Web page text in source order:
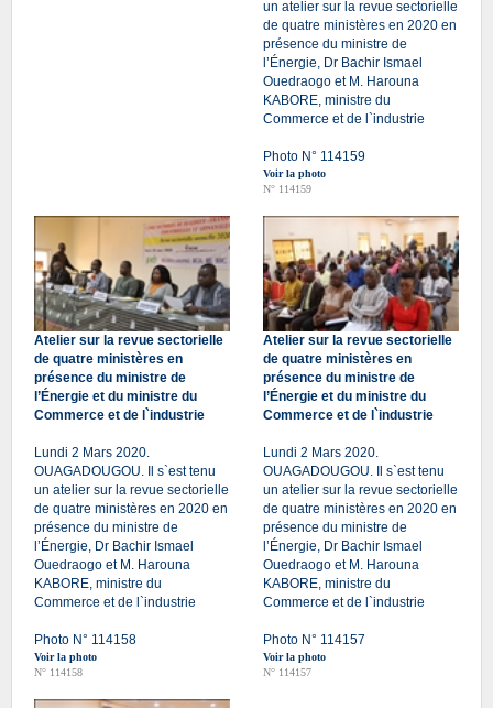
un atelier sur la revue sectorielle
de quatre ministères en 2020 en
présence du ministre de
l’Énergie, Dr Bachir Ismael
Ouedraogo et M. Harouna
KABORE, ministre du
Commerce et de l`industrie
Photo N° 114159
Voir la photo
N° 114159
Atelier sur la revue sectorielle
de quatre ministères en
présence du ministre de
l’Énergie et du ministre du
Commerce et de l`industrie
Lundi 2 Mars 2020.
OUAGADOUGOU. Il s`est tenu
un atelier sur la revue sectorielle
de quatre ministères en 2020 en
présence du ministre de
l’Énergie, Dr Bachir Ismael
Ouedraogo et M. Harouna
KABORE, ministre du
Commerce et de l`industrie
Photo N° 114158
Voir la photo
N° 114158
Atelier sur la revue sectorielle
de quatre ministères en
présence du ministre de
l’Énergie et du ministre du
Commerce et de l`industrie
Lundi 2 Mars 2020.
OUAGADOUGOU. Il s`est tenu
un atelier sur la revue sectorielle
de quatre ministères en 2020 en
présence du ministre de
l’Énergie, Dr Bachir Ismael
Ouedraogo et M. Harouna
KABORE, ministre du
Commerce et de l`industrie
Photo N° 114157
Voir la photo
N° 114157